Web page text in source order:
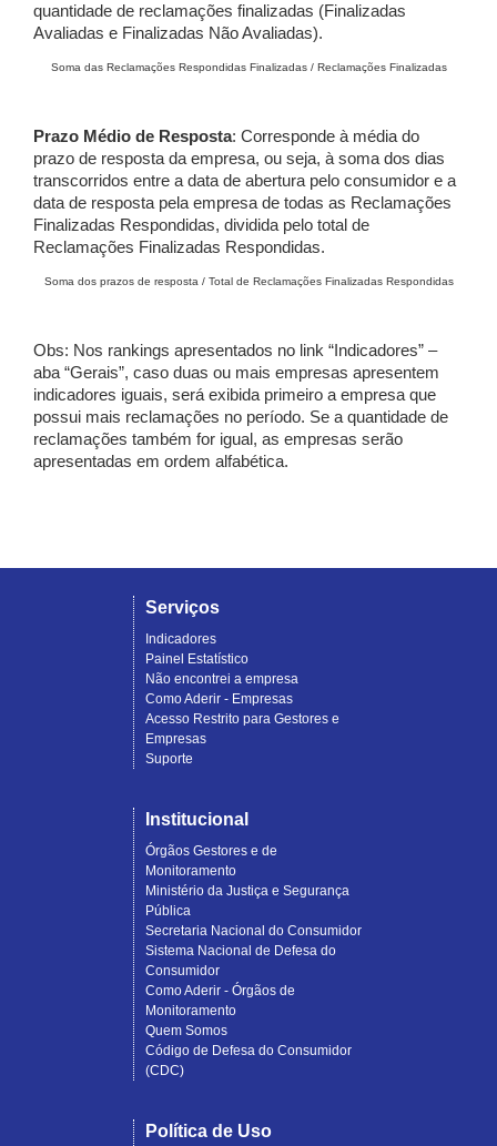
quantidade de reclamações finalizadas (Finalizadas
Avaliadas e Finalizadas Não Avaliadas).
Soma das Reclamações Respondidas Finalizadas / Reclamações Finalizadas
Prazo Médio de Resposta: Corresponde à média do
prazo de resposta da empresa, ou seja, à soma dos dias
transcorridos entre a data de abertura pelo consumidor e a
data de resposta pela empresa de todas as Reclamações
Finalizadas Respondidas, dividida pelo total de
Reclamações Finalizadas Respondidas.
Soma dos prazos de resposta / Total de Reclamações Finalizadas Respondidas
Obs: Nos rankings apresentados no link “Indicadores” –
aba “Gerais”, caso duas ou mais empresas apresentem
indicadores iguais, será exibida primeiro a empresa que
possui mais reclamações no período. Se a quantidade de
reclamações também for igual, as empresas serão
apresentadas em ordem alfabética.
Serviços
Indicadores
Painel Estatístico
Não encontrei a empresa
Como Aderir - Empresas
Acesso Restrito para Gestores e
Empresas
Suporte
Institucional
Órgãos Gestores e de
Monitoramento
Ministério da Justiça e Segurança
Pública
Secretaria Nacional do Consumidor
Sistema Nacional de Defesa do
Consumidor
Como Aderir - Órgãos de
Monitoramento
Quem Somos
Código de Defesa do Consumidor
(CDC)
Política de Uso